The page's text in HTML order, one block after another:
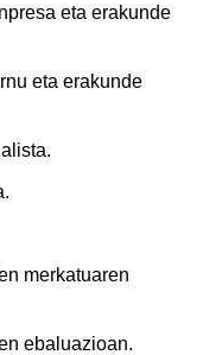
eta erakunde
eta erakunde
merkatuaren
ebaluazioan.